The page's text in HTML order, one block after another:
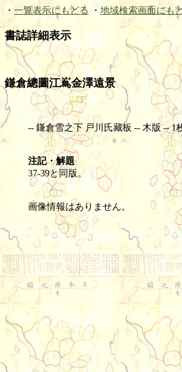
・ 一覧表示にもどる ・ 地域検索画面にも
書誌詳細表示
鎌倉總圖江嶌金澤遠景
-- 鎌倉雪之下 戸川氏藏板 -- 木版 -- 1
注記・解題
37-39と同版。
画像情報はありません。